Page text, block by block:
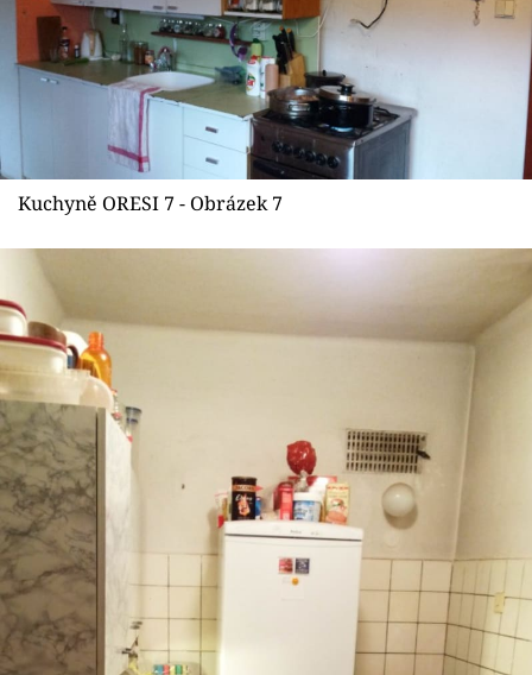
Kuchyně ORESI 7 - Obrázek 7